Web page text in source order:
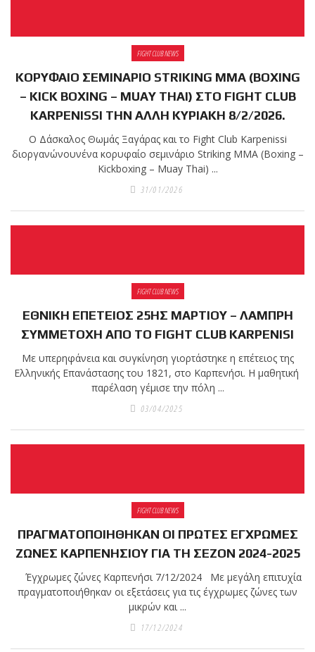
Sejoy Hellas.
Οι αθλητές
του Fight
Club Galatsi
ολοκλήρωσαν με επιτυχία
τις καλοκαιρινές
πραγματοποιήθηκε το
κλειστό σεμινάριο
Brazilian Jiu-Jitsu με τον
Grand Master Reyson
Gracie στο Fight Club
Ο
Βραζιλιάνος προπονητής
Reyson Gracie Red Belt 9th
Degree, σε σεμινάριο BJJ
Galatsi..!
FIGHT CLUB NEWS
ΚΟΡΥΦΑΙΟ ΣΕΜΙΝΑΡΙΟ STRIKING MMA (BOXING
– KICK BOXING – MUAY THAI) ΣΤΟ FIGHT CLUB
KARPENISSI ΤΗΝ ΑΛΛΗ ΚΥΡΙΑΚΗ 8/2/2026.
Ο Δάσκαλος Θωμάς Ξαγάρας και το Fight Club Karpenissi
διοργανώνουνένα κορυφαίο σεμινάριο Striking MMA (Boxing –
Kickboxing – Muay Thai) ...
31/01/2026
FIGHT CLUB NEWS
ΕΘΝΙΚΗ ΕΠΕΤΕΙΟΣ 25ΗΣ ΜΑΡΤΙΟΥ – ΛΑΜΠΡΗ
ΣΥΜΜΕΤΟΧΗ ΑΠΟ ΤΟ FIGHT CLUB KARPENISI
Με υπερηφάνεια και συγκίνηση γιορτάστηκε η επέτειος της
Ελληνικής Επανάστασης του 1821, στο Καρπενήσι. Η μαθητική
παρέλαση γέμισε την πόλη ...
03/04/2025
FIGHT CLUB NEWS
ΠΡΑΓΜΑΤΟΠΟΙΗΘΗΚΑΝ ΟΙ ΠΡΩΤΕΣ ΕΓΧΡΩΜΕΣ
ΖΩΝΕΣ ΚΑΡΠΕΝΗΣΙΟΥ ΓΙΑ ΤΗ ΣΕΖΟΝ 2024-2025
Έγχρωμες ζώνες Καρπενήσι 7/12/2024 Με μεγάλη επιτυχία
πραγματοποιήθηκαν οι εξετάσεις για τις έγχρωμες ζώνες των
μικρών και ...
17/12/2024